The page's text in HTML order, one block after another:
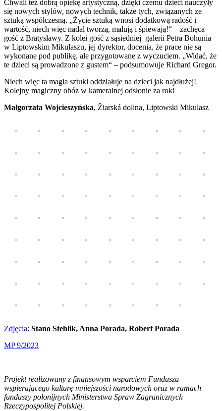
Chwali też dobrą opiekę artystyczną, dzięki czemu dzieci nauczyły
się nowych stylów, nowych technik, także tych, związanych ze
sztuką współczesną. „Życie sztuką wnosi dodatkową radość i
wartość, niech więc nadal tworzą, malują i śpiewają!“ – zachęca
gość z Bratysławy. Z kolei gość z sąsiedniej galerii Petra Bohunia
w Liptowskim Mikulaszu, jej dyrektor, docenia, że prace nie są
wykonane pod publikę, ale przygotowane z wyczuciem. „Widać, że
te dzieci są prowadzone z gustem“ – podsumowuje Richard Gregor.
Niech więc ta magia sztuki oddziałuje na dzieci jak najdłużej!
Kolejny magiczny obóz w kameralnej odsłonie za rok!
Małgorzata Wojcieszyńska, Žiarská dolina, Liptowski Mikulasz
Zdjęcia: Stano Stehlik, Anna Porada, Robert Porada
MP 9/2023
Projekt realizowany z finansowym wsparciem Funduszu
wspierającego kulturę mniejszości narodowych oraz w ramach
funduszy polonijnych Ministerstwa Spraw Zagranicznych
Rzeczypospolitej Polskiej.